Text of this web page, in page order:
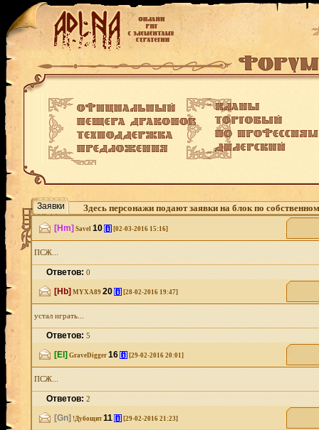
Заявки Здесь персонажи подают заявки на блок по
[Hm] Savel 10 [i] [02-03-2016 15:16]
ПСЖ...
Ответов:0
[Hb] MYXA89 20 [i] [28-02-2016 19:47]
устал играть...
Ответов:5
[El] GraveDigger 16 [i] [29-02-2016 20:01]
ПСЖ...
Ответов:2
[Gn] !Дубощит11 [i] [29-02-2016 21:23]